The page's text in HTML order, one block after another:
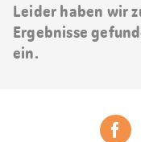
Leider haben wir
Ergebnisse
ein.